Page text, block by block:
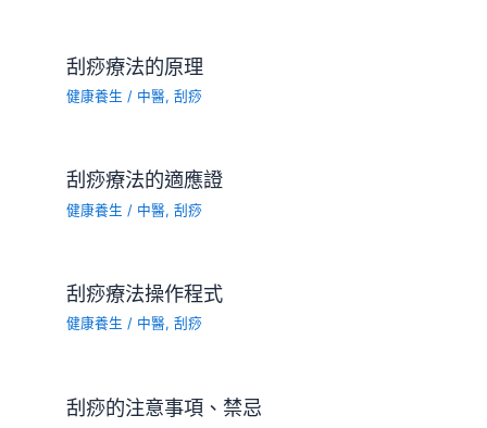
刮痧療法的原理
健康養生 / 中醫,刮痧
刮痧療法的適應證
健康養生 / 中醫,刮痧
刮痧療法操作程式
健康養生 / 中醫,刮痧
刮痧的注意事項、禁忌